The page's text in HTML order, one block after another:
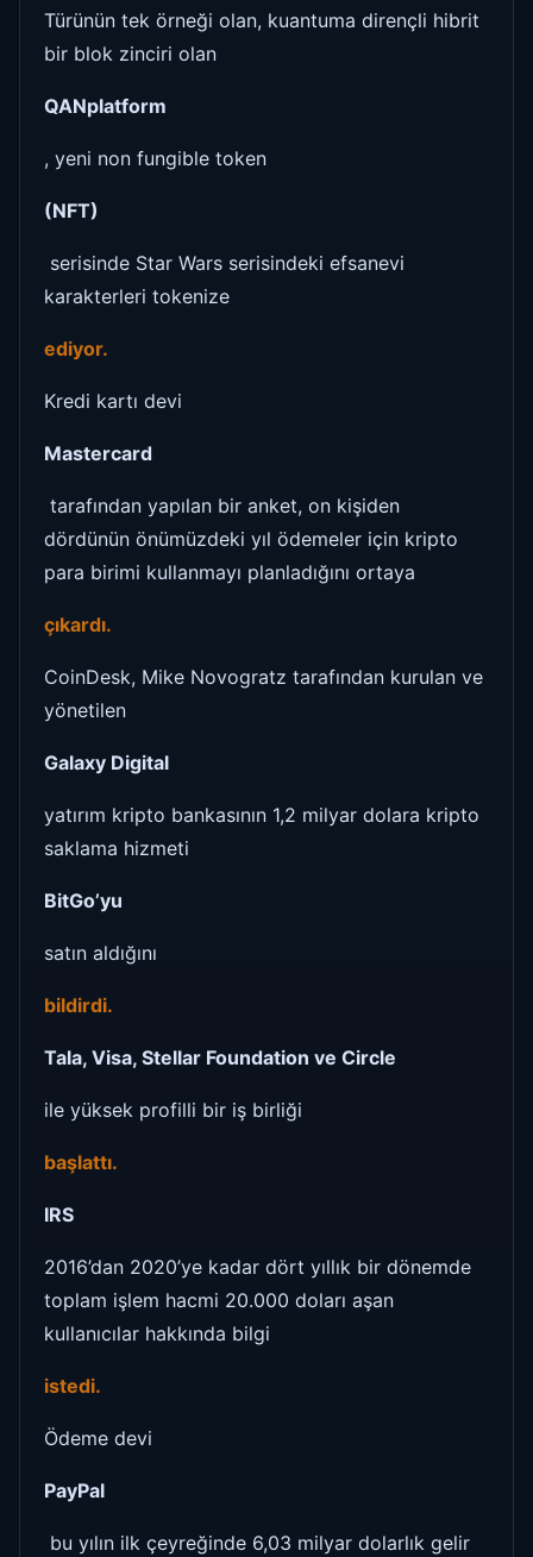
Türünün tek örneği olan, kuantuma dirençli hibrit
bir blok zinciri olan
QANplatform
, yeni non fungible token
(NFT)
serisinde Star Wars serisindeki efsanevi
karakterleri tokenize
ediyor.
Kredi kartı devi
Mastercard
tarafından yapılan bir anket, on kişiden
dördünün önümüzdeki yıl ödemeler için kripto
para birimi kullanmayı planladığını ortaya
çıkardı.
CoinDesk, Mike Novogratz tarafından kurulan ve
yönetilen
Galaxy Digital
yatırım kripto bankasının 1,2 milyar dolara kripto
saklama hizmeti
BitGo’yu
satın aldığını
bildirdi.
Tala, Visa, Stellar Foundation ve Circle
ile yüksek profilli bir iş birliği
başlattı.
IRS
2016’dan 2020’ye kadar dört yıllık bir dönemde
toplam işlem hacmi 20.000 doları aşan
kullanıcılar hakkında bilgi
istedi.
Ödeme devi
PayPal
bu yılın ilk çeyreğinde 6,03 milyar dolarlık gelir